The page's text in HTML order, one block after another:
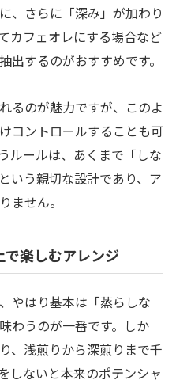
、さらに「深み」が加わり
カフェオレにする場合など
出するのがおすすめです。
るのが魅力ですが、このよ
コントロールすることも可
ルールは、あくまで「しな
いう親切な設計であり、ア
ません。
で楽しむアレンジ
やはり基本は「蒸らしな
わうのが一番です。しか
、浅煎りから深煎りまで千
しないと本来のポテンシャ